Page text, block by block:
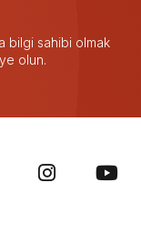
bilgi sahibi olmak
olun.